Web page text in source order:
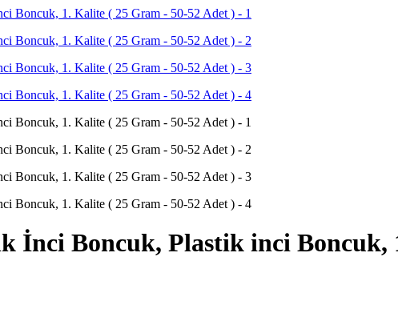
İnci Boncuk, Plastik inci Boncuk,